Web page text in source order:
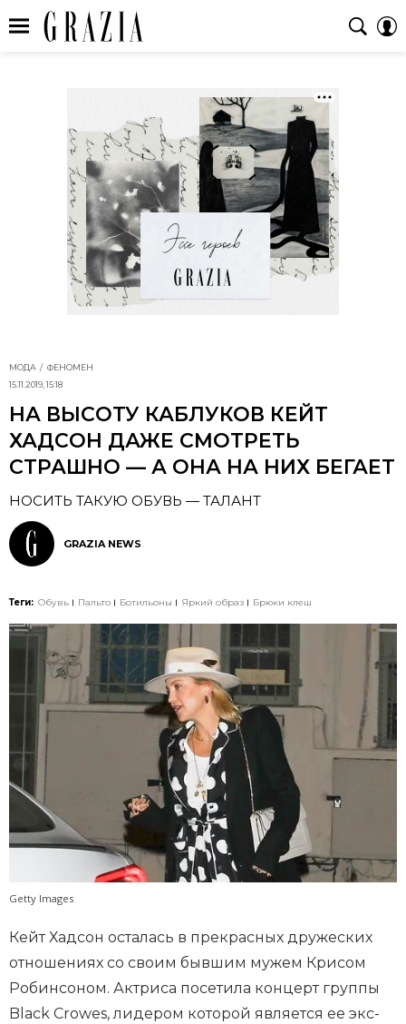
МОДА
ФЕНОМЕН
15.11.2019, 15:18
НА ВЫСОТУ КАБЛУКОВ КЕЙТ
ХАДСОН ДАЖЕ СМОТРЕТЬ
СТРАШНО — А ОНА НА НИХ БЕГАЕТ
НОСИТЬ ТАКУЮ ОБУВЬ — ТАЛАНТ
GRAZIA NEWS
Теги: Обувь Пальто Ботильоны Яркий образ Брюки клеш
Getty Images
Кейт Хадсон осталась в прекрасных дружеских
отношениях со своим бывшим мужем Крисом
Робинсоном. Актриса посетила концерт группы
Black Crowes, лидером которой является ее экс-